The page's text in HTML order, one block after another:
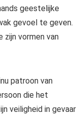
geestelijke
gevoel te geven.
zijn vormen van
patroon van
die het
veiligheid in gevaar